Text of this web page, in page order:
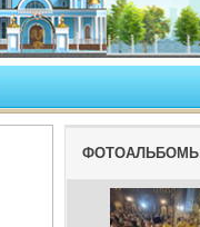
ФОТОАЛЬБОМЫ